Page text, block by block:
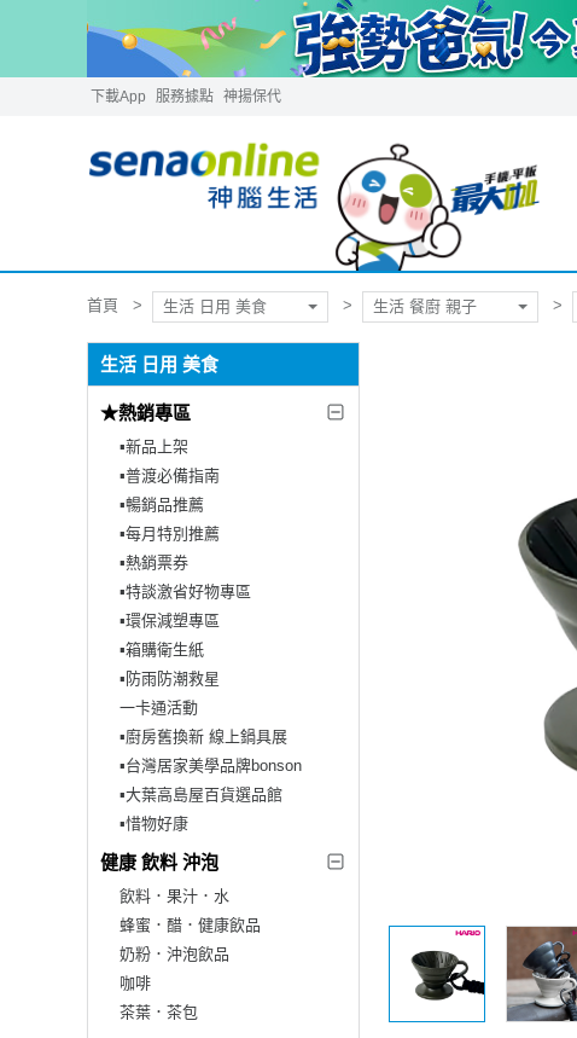
下載App 服務據點 神揚保代
首頁 生活 日用 美食 生活 餐廚 親子
生活 日用 美食
★熱銷專區
▪︎新品上架
▪︎普渡必備指南
▪︎暢銷品推薦
▪︎每月特別推薦
▪︎熱銷票券
▪︎特談激省好物專區
▪︎環保減塑專區
▪︎箱購衛生紙
▪︎防雨防潮救星
一卡通活動
▪︎廚房舊換新 線上鍋具展
▪︎台灣居家美學品牌bonson
▪︎大葉高島屋百貨選品館
▪︎惜物好康
健康 飲料 沖泡
飲料．果汁．水
蜂蜜．醋．健康飲品
奶粉．沖泡飲品
咖啡
茶葉．茶包